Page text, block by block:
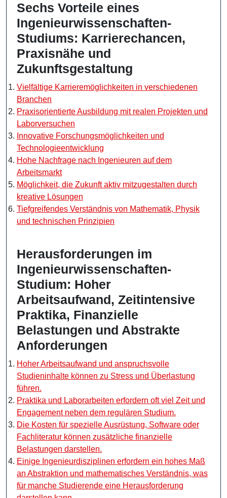
Sechs Vorteile eines
Ingenieurwissenschaften-
Studiums: Karrierechancen,
Praxisnähe und
Zukunftsgestaltung
Vielfältige Karrieremöglichkeiten in verschiedenen
Branchen
Praxisorientierte Ausbildung mit realen Projekten und
Laborversuchen
Innovative Forschungsmöglichkeiten und
Technologieentwicklung
Hohe Nachfrage nach Ingenieuren auf dem
Arbeitsmarkt
Möglichkeit, die Zukunft aktiv mitzugestalten durch
kreative Lösungen
Tiefgreifendes Verständnis von Mathematik, Physik
und technischen Prinzipien
Herausforderungen im
Ingenieurwissenschaften-
Studium: Hoher
Arbeitsaufwand, Zeitintensive
Praktika, Finanzielle
Belastungen und Abstrakte
Anforderungen
Hoher Arbeitsaufwand und anspruchsvolle
Studieninhalte können zu Stress und Überlastung
führen.
Praktika und Laborarbeiten erfordern oft viel Zeit und
Engagement neben dem regulären Studium.
Die Kosten für spezielle Ausrüstung, Software oder
Fachliteratur können zusätzliche finanzielle
Belastungen darstellen.
Einige Ingenieurdisziplinen erfordern ein hohes Maß
an Abstraktion und mathematisches Verständnis, was
für manche Studierende eine Herausforderung